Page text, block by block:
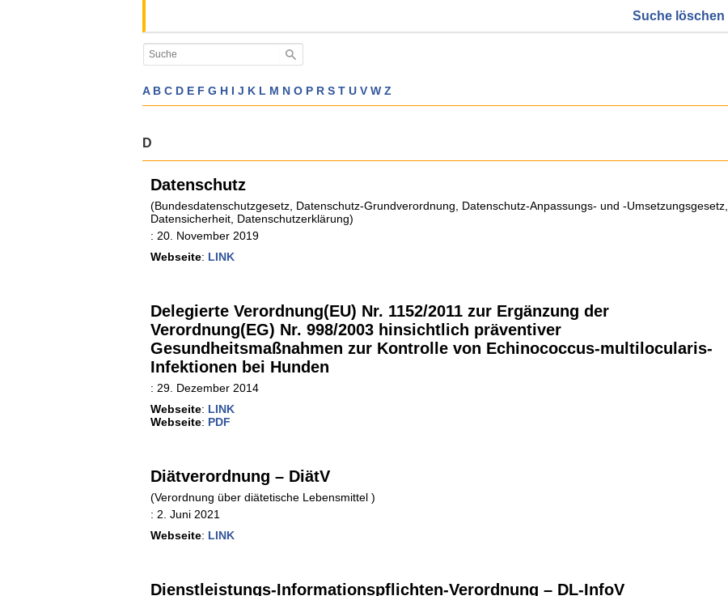
Suche löschen
A B C D E F G H I J K L M N O P R S T U V W Z
D
Datenschutz
(Bundesdatenschutzgesetz, Datenschutz-Grundverordnung, Datenschutz-Anpassungs- und -Umsetzungsgesetz,
Datensicherheit, Datenschutzerklärung)
: 20. November 2019
Webseite: LINK
Delegierte Verordnung(EU) Nr. 1152/2011 zur Ergänzung der
Verordnung(EG) Nr. 998/2003 hinsichtlich präventiver
Gesundheitsmaßnahmen zur Kontrolle von Echinococcus-multilocularis-
Infektionen bei Hunden
: 29. Dezember 2014
Webseite: LINK
Webseite: PDF
Diätverordnung – DiätV
(Verordnung über diätetische Lebensmittel )
: 2. Juni 2021
Webseite: LINK
Dienstleistungs-Informationspflichten-Verordnung – DL-InfoV